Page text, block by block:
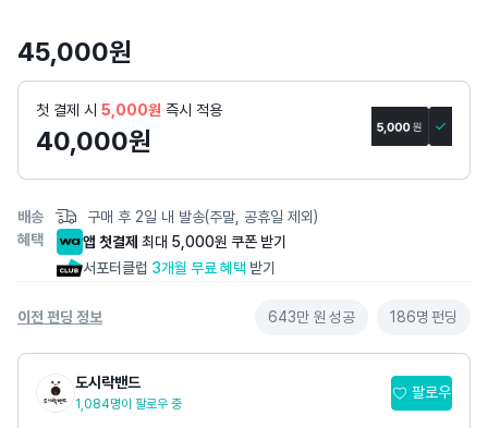
세
페
이
45,000원
첫 결제 시 5,000원 즉시 적용
40,000원
배송
구매 후 2일 내 발송(주말, 공휴일 제외)
혜택
앱 첫결제 최대 5,000원 쿠폰 받기
서포터클럽 3개월 무료 혜택 받기
이전 펀딩 정보 643만 원 성공 186명 펀딩
도시락밴드
1,084명이 팔로우 중
팔로우